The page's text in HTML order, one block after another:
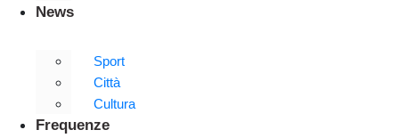
News
Sport
Città
Cultura
Frequenze